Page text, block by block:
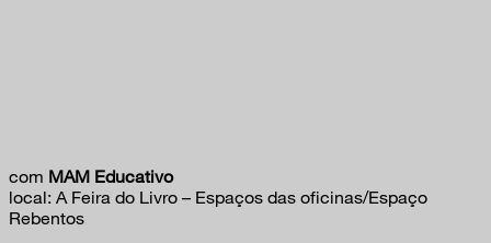
com MAM Educativo
local: A Feira do Livro – Espaços das oficinas/Espaço
Rebentos